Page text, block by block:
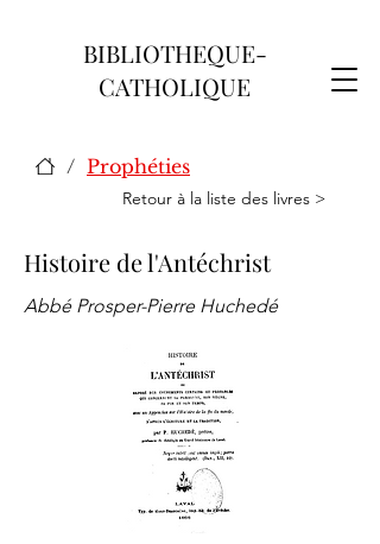
BIBLIOTHEQUE-
CATHOLIQUE
/ Prophéties
Retour à la liste des livres >
Histoire de l'Antéchrist
Abbé Prosper-Pierre Huchedé